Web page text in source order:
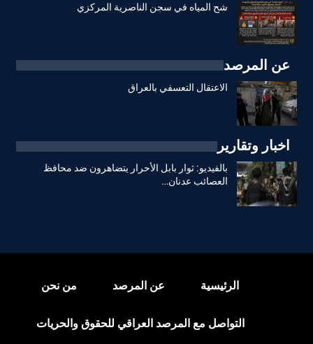
شح المياه في سجن الناصرية المركزي
عن المرصد
الاعتقال التعسفي بالعراق
اخبار وتقارير
بالفيديو: ثوار بابل الأحرار يتضاهرون ضد محافظ
العصائب عدنان…
الرئيسية عن المرصد من نحن
التواصل مع المرصد العراقي للحقوق والحريات